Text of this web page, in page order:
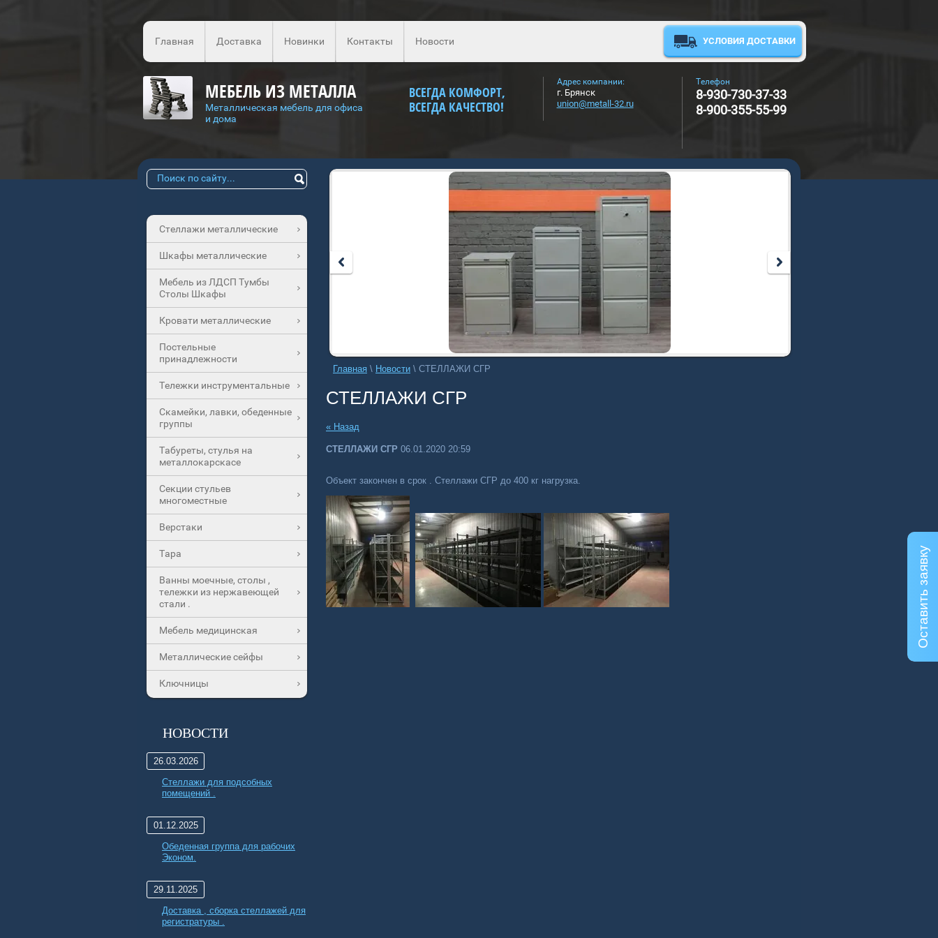
УСЛОВИЯ ДОСТАВКИ
Главная Доставка Новинки Контакты Новости
Телефон
8-930-730-37-33
8-900-355-55-99
Адрес компании:
г. Брянск
union@metall-32.ru
МЕБЕЛЬ ИЗ МЕТАЛЛА
Металлическая мебель для офиса
и дома
ВСЕГДА КОМФОРТ,
ВСЕГДА КАЧЕСТВО!
Главная \ Новости \ СТЕЛЛАЖИ СГР
СТЕЛЛАЖИ СГР
« Назад
СТЕЛЛАЖИ СГР 06.01.2020 20:59
Объект закончен в срок . Стеллажи СГР до 400 кг нагрузка.
Стеллажи металлические
Шкафы металлические
Мебель из ЛДСП Тумбы
Столы Шкафы
Кровати металлические
Постельные
принадлежности
Тележки инструментальные
Скамейки, лавки, обеденные
группы
Табуреты, стулья на
металлокарскасе
Секции стульев
многоместные
Верстаки
Тара
Ванны моечные, столы ,
тележки из нержавеющей
стали .
Мебель медицинская
Металлические сейфы
Ключницы
НОВОСТИ
26.03.2026
Стеллажи для подсобных
помещений .
01.12.2025
Обеденная группа для рабочих
Эконом.
29.11.2025
Доставка , сборка стеллажей для
регистратуры .
Оставить заявку